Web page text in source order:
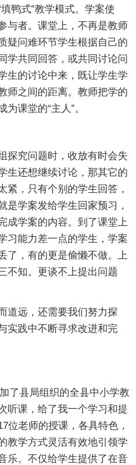
鸭式”教学模式。学案使
与者。课堂上，不再是教师
疑问难环节学生根据自己的
学共同回答，或共同讨论问
生的讨论中来，既让学生学
师之间的距离。教师把学的
课堂的“主人”。
探究问题时，收放有时会失
生还想继续讨论，那其它的
紧，只有个别的学生回答，
是学案发给学生回家预习，
成学案的内容。到了课堂上
习能力差一点的学生，学案
了，有的更是偷懒不做。上
不知。更谈不上提出问题
道远，还需要我们努力探
实践中不断寻求改进和完
了县局组织的全县中小学教
听课，给了我一个学习和提
位老师的授课，各具特色，
教学方式灵活有效地引领学
乐。不仅给学生提供了在音